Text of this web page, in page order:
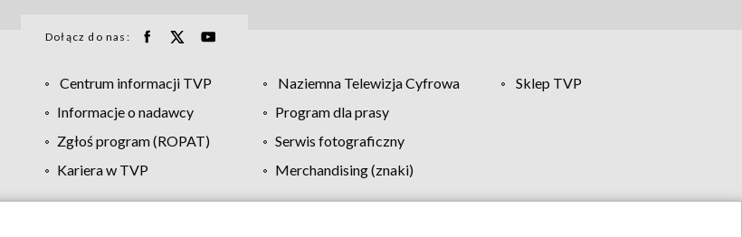
Dołącz do nas:
Centrum informacji TVP Naziemna Telewizja Cyfrowa
Sklep TVP
Informacje o nadawcy
Program dla prasy
Zgłoś program (ROPAT)
Serwis fotograficzny
Kariera w TVP
Merchandising (znaki)